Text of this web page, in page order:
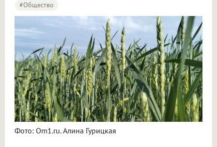
#Общество
Фото: Om1.ru. Алина Гурицкая